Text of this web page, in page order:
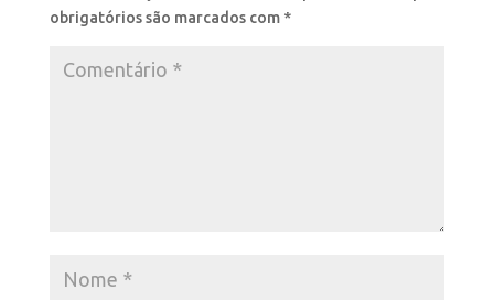
obrigatórios são marcados com *